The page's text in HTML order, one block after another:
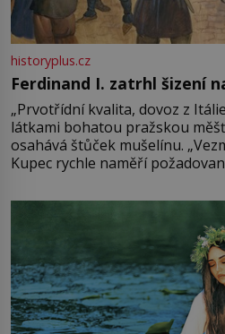
historyplus.cz
Ferdinand I. zatrhl šizení
„Prvotřídní kvalita, dovoz z
látkami bohatou pražskou
osahává štůček mušelínu.
Kupec rychle naměří
milostpaní. Stačí jenom na
množství růžového mušelínu.